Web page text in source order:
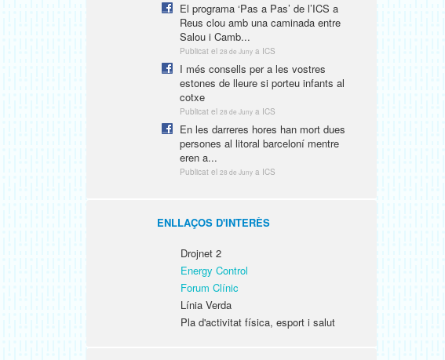
El programa ‘Pas a Pas’ de l’ICS a
Reus clou amb una caminada entre
Salou i Camb...
Publicat el 28 de Juny a ICS
I més consells per a les vostres
estones de lleure si porteu infants al
cotxe
Publicat el 28 de Juny a ICS
En les darreres hores han mort dues
persones al litoral barceloní mentre
eren a...
Publicat el 28 de Juny a ICS
ENLLAÇOS D'INTERÈS
Drojnet 2
Energy Control
Forum Clínic
Línia Verda
Pla d'activitat física, esport i salut